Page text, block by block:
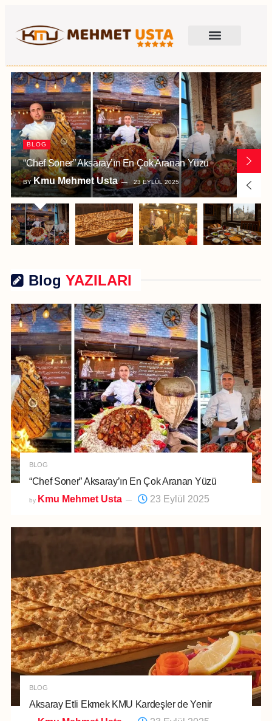
BLOG
“Chef Soner” Aksaray’ın En Çok Aranan Yüzü
BYKmu Mehmet Usta 23 EYLÜL 2025
Blog YAZILARI
BLOG
“Chef Soner” Aksaray’ın En Çok Aranan Yüzü
by Kmu Mehmet Usta 23 Eylül 2025
BLOG
Aksaray Etli Ekmek KMU Kardeşler de Yenir